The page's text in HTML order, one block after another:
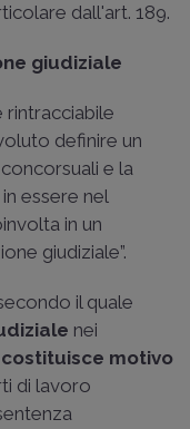
dall'art. 189.
giudiziale
rintracciabile
definire un
e la
essere nel
in un
giudiziale”.
il quale
nei
costituisce motivo
di lavoro